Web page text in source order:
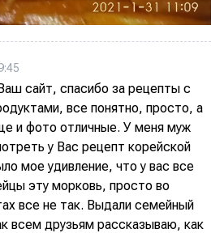
сайт, спасибо за рецепты с
все понятно, просто, а
и фото отличные. У меня муж
у Вас рецепт корейской
мое удивление, что у вас все
эту морковь, просто во
все не так. Выдали семейный
всем друзьям рассказываю, как